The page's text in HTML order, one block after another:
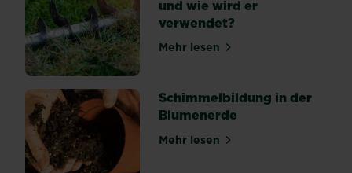
ähnliche...
und wie wird er
verwendet?
Mehr lesenüber Was ist ein
Schimmelbildung in der
Blumenerde
Mehr lesenüber Schimmelbildung in